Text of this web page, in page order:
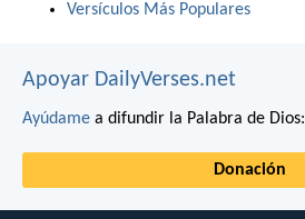
Versículos Más Populares
Apoyar DailyVerses.net
Ayúdame a difundir la Palabra de Dios:
Donación